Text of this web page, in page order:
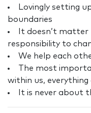
Lovingly setting
boundaries
It doesn’t matter
responsibility to
We help each
The most
within us,
It is never about